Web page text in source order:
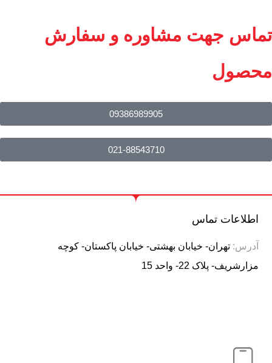
تماس جهت مشاوره و سفارش
محصول
09386989905
021-88543710
اطلاعات تماس
آدرس: تهران- خیابان بهشتی- خیابان پاکستان- کوچه
مزارشریف- پلاک 22- واحد 15